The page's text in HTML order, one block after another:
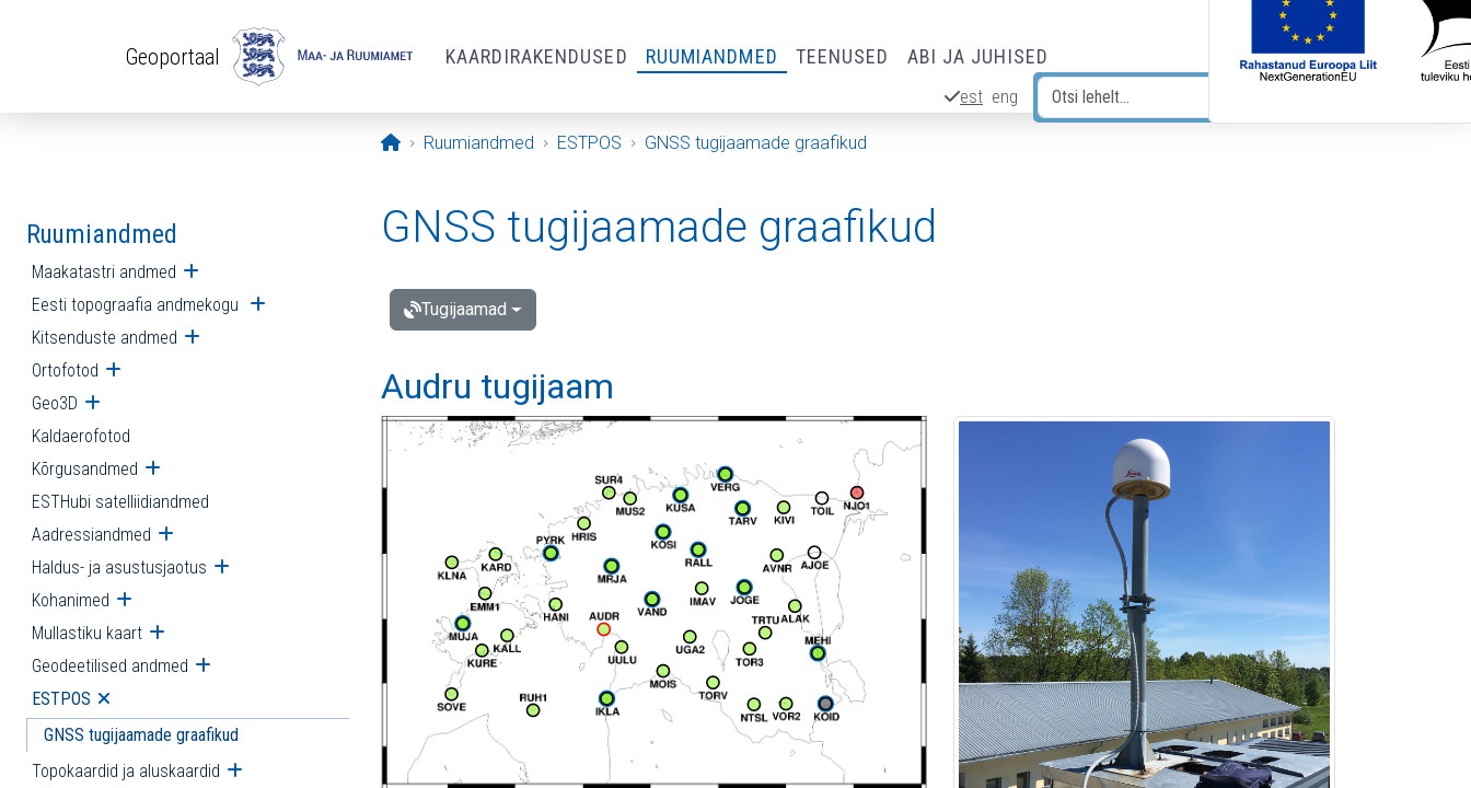
Geoportaal KAARDIRAKENDUSED RUUMIANDMED TEENUSED ABI JA JUHISED
est eng
Avaleht
Ruumiandmed ESTPOS GNSS tugijaamade graafikud
Ruumiandmed
Maakatastri andmed Ava alammenüü
Eesti topograafia andmekogu Ava alammenüü
Kitsenduste andmed Ava alammenüü
Ortofotod Ava alammenüü
Geo3D Ava alammenüü
Kaldaerofotod
Kõrgusandmed Ava alammenüü
ESTHubi satelliidiandmed
Aadressiandmed Ava alammenüü
Haldus- ja asustusjaotus Ava alammenüü
Kohanimed Ava alammenüü
Mullastiku kaart Ava alammenüü
Geodeetilised andmed Ava alammenüü
ESTPOS Ava alammenüü
GNSS tugijaamade graafikud
Topokaardid ja aluskaardid Ava alammenüü
GNSS tugijaamade graafikud
Tugijaamad
Audru tugijaam